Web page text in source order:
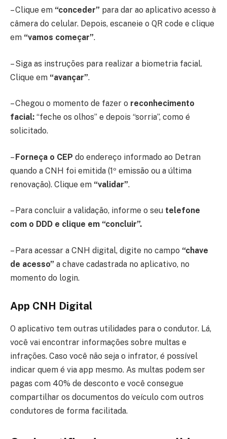
– Clique em “conceder” para dar ao aplicativo acesso à
câmera do celular. Depois, escaneie o QR code e clique
em “vamos começar”.
– Siga as instruções para realizar a biometria facial.
Clique em “avançar”.
– Chegou o momento de fazer o reconhecimento
facial: “feche os olhos” e depois “sorria”, como é
solicitado.
–Forneça o CEP do endereço informado ao Detran
quando a CNH foi emitida (1º emissão ou a última
renovação). Clique em “validar”.
– Para concluir a validação, informe o seu telefone
com o DDD e clique em “concluir”.
– Para acessar a CNH digital, digite no campo “chave
de acesso” a chave cadastrada no aplicativo, no
momento do login.
App CNH Digital
O aplicativo tem outras utilidades para o condutor. Lá,
você vai encontrar informações sobre multas e
infrações. Caso você não seja o infrator, é possível
indicar quem é via app mesmo. As multas podem ser
pagas com 40% de desconto e você consegue
compartilhar os documentos do veículo com outros
condutores de forma facilitada.